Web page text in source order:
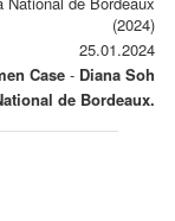
(2024)
25.01.2024
Case - Diana Soh
de Bordeaux.